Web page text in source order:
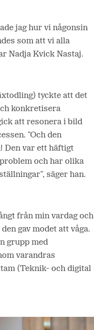
jag hur vi någonsin
som att vi alla
Nadja Kvick Nastaj.
tyckte att det
konkretisera
att resonera i bild
”Och den
Den var ett häftigt
och har olika
säger han.
från min vardag och
gav modet att våga.
grupp med
varandras
(Teknik- och digital